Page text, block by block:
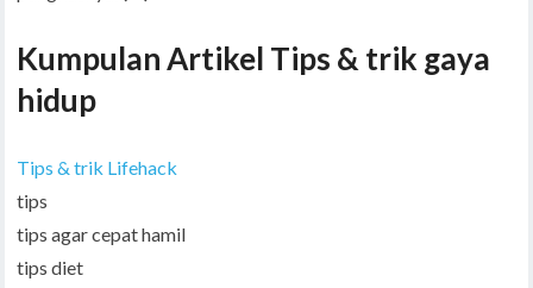
Kumpulan Artikel Tips & trik gaya
hidup
Tips & trik Lifehack
tips
tips agar cepat hamil
tips diet